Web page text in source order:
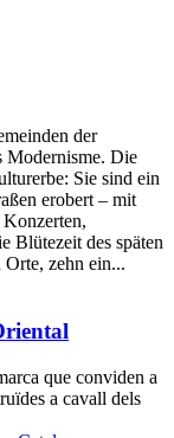
der
Modernisme. Die
Sie sind ein
erobert – mit
Blütezeit des späten
Orte, zehn ein...
que conviden a
a cavall dels